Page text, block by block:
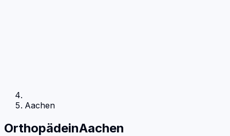
Aachen
OrthopädeinAachen